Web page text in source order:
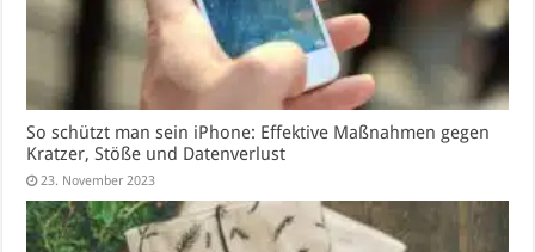
So schützt man sein iPhone: Effektive Maßnahmen gegen
Kratzer, Stöße und Datenverlust
23. November 2023